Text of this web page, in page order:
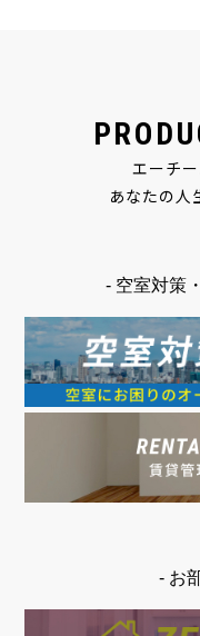
エーチ
あなたの人
- 空室対策
- お